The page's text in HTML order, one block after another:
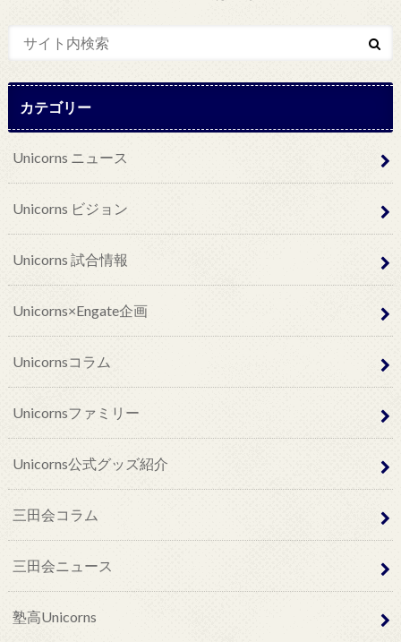
カテゴリー
Unicorns ニュース
Unicorns ビジョン
Unicorns 試合情報
Unicorns×Engate企画
Unicornsコラム
Unicornsファミリー
Unicorns公式グッズ紹介
三田会コラム
三田会ニュース
塾高Unicorns